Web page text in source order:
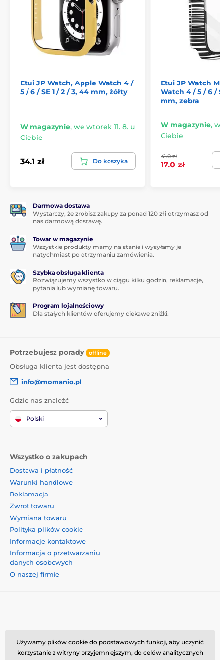
powodując ich uszkodzeń.
Zawartość opakowania:
1 x etui JP Watch
Nie czekaj i zapewnij swoim zegarkom to, co
i idealną ochronę, na jaką zasługują.
Etui JP Watch, Apple Watch 4 /
5 / 6 / SE 1 / 2 / 3, 44 mm, żółty
W magazynie, we wtorek 11. 8. u
Ciebie
34.1 zł Do koszyka
Etui JP Watch
Watch 4 / 5 / 6 /
mm, zebra
W magazynie,
Ciebie
41.0 zł
17.0 zł
Darmowa dostawa
Wystarczy, że zrobisz zakupy za ponad 120 zł i otrzymasz od
nas darmową dostawę.
Towar w magazynie
Wszystkie produkty mamy na stanie i wysyłamy je
natychmiast po otrzymaniu zamówienia.
Szybka obsługa klienta
Rozwiązujemy wszystko w ciągu kilku godzin, reklamacje,
pytania lub wymianę towaru.
Program lojalnościowy
Dla stałych klientów oferujemy ciekawe zniżki.
Potrzebujesz porady offline
Obsługa klienta jest dostępna
info@momanio.pl
Gdzie nas znaleźć
Polski
Wszystko o zakupach
Dostawa i płatność
Warunki handlowe
Reklamacja
Zwrot towaru
Wymiana towaru
Polityka plików cookie
Informacje kontaktowe
Informacja o przetwarzaniu
danych osobowych
O naszej firmie
Momanio s.r.o., Okružní 361/14, 74718, Píšť, Czechy,
VAT: CZ09604707, info@momanio.pl
Używamy plików cookie do podstawowych funkcji, aby uczynić
korzystanie z witryny przyjemniejszym, do celów analitycznych